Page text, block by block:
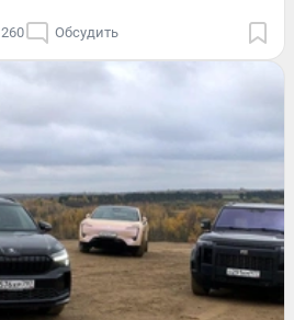
260 Обсудить